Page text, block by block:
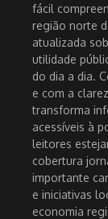
fácil
região norte
atualizada
utilidade
do dia a dia.
e com a
transforma
acessíveis à
leitores
cobertura
importante
e iniciativas
economia